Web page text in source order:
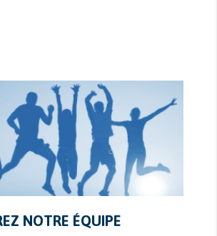
NOTRE ÉQUIPE